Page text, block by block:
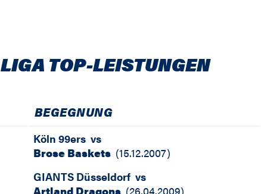
LIGA TOP-LEISTUNGEN
BEGEGNUNG
Köln 99ers vs
Brose Baskets (15.12.2007)
GIANTS Düsseldorf vs
Artland Dragons (26.04.2009)